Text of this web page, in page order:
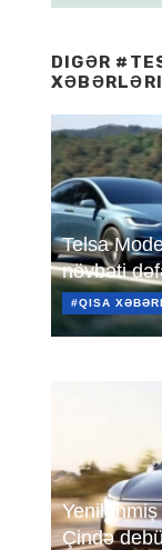
DIGƏR
XƏBƏRLƏRI
Telsa
növbəti
#QISA
Çində